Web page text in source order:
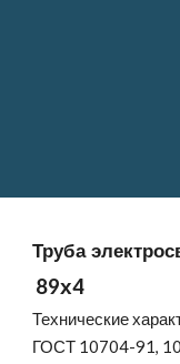
Труба
89х4
Технические
ГОСТ 10704-91,